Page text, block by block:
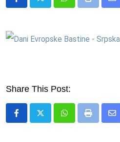
Whatsapp
Print
Share This Post:
Whatsapp
Print